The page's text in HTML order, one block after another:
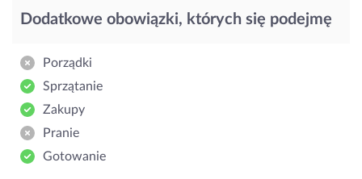
Dodatkowe obowiązki, których się podejmę
Porządki
Sprzątanie
Zakupy
Pranie
Gotowanie